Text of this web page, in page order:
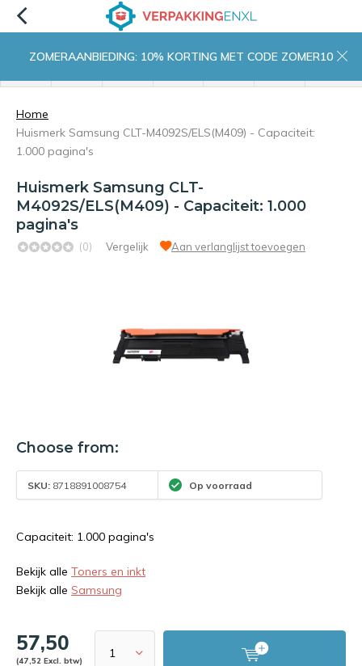
ZOMERAANBIEDING: 10% KORTING MET CODE ZOMER10
Home
Huismerk Samsung CLT-M4092S/ELS(M409) - Capaciteit:
1.000 pagina's
Huismerk Samsung CLT-
M4092S/ELS(M409) - Capaciteit: 1.000
pagina's
(0) Vergelijk Aan verlanglijst toevoegen
Choose from:
SKU: 8718891008754 Op voorraad
Capaciteit: 1.000 pagina's
Bekijk alle Toners en inkt
Bekijk alle Samsung
57,50
(47,52 Excl. btw)